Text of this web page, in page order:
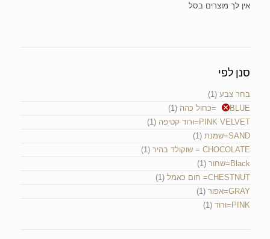
סנן לפי
בחר צבע (1)
BLUE=כחול כהה
(1)
PINK VELVET=ורוד קטיפה
(1)
SAND=שמנת
(1)
CHOCOLATE = שוקולד בהיר
(1)
Black=שחור
(1)
CHESTNUT= חום כאמל
(1)
GRAY=אפור
(1)
PINK=ורוד
(1)